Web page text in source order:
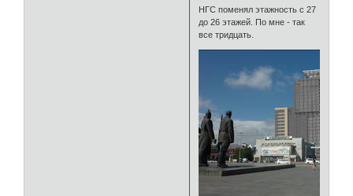
НГС поменял этажность с 27
до 26 этажей. По мне - так
все тридцать.